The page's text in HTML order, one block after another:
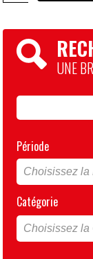
UNE
Période
Catégorie